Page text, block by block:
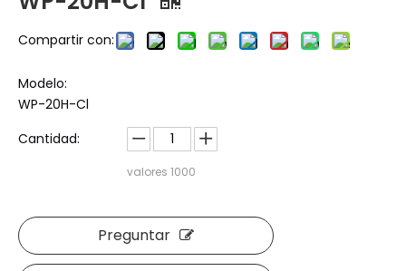
Compartir con:
Modelo:
WP-20H-Cl
Cantidad:
valores 1000
Preguntar